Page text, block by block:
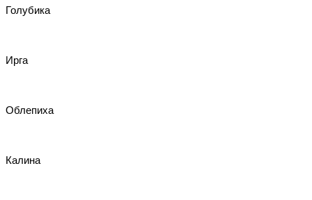
Голубика
Ирга
Облепиха
Калина